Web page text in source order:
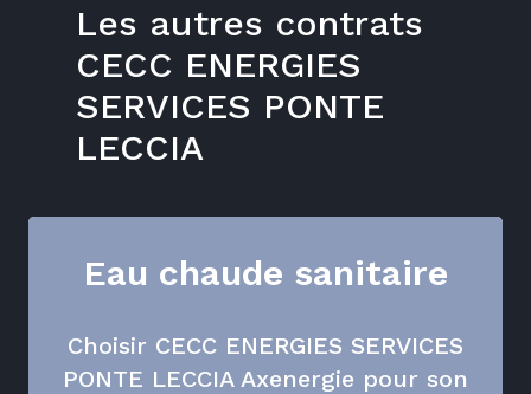
Les autres contrats
CECC ENERGIES
SERVICES PONTE
LECCIA
Eau chaude sanitaire
Choisir CECC ENERGIES SERVICES
PONTE LECCIA Axenergie pour son